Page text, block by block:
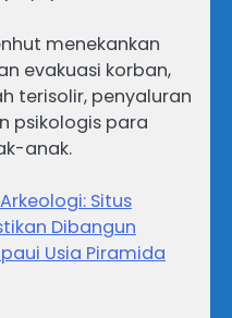
menekankan
evakuasi korban,
terisolir, penyaluran
psikologis para
anak.
Situs
Dibangun
Usia Piramida